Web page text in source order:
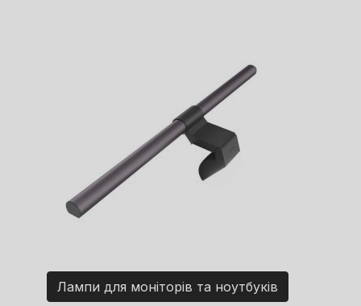
Лампи для моніторів та ноутбуків